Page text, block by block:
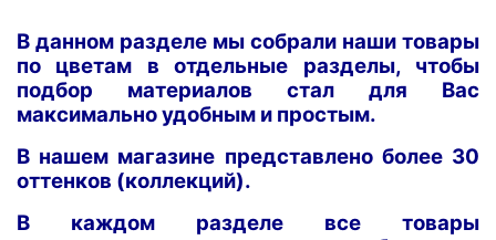
В данном разделе мы собрали наши товары
по цветам в отдельные разделы, чтобы
подбор материалов стал для Вас
максимально удобным и простым.
В нашем магазине представлено более 30
оттенков (коллекций).
В каждом разделе все товары